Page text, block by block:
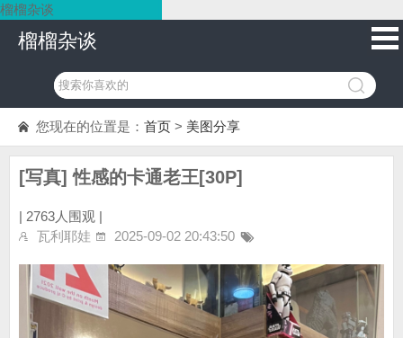
榴榴杂谈
榴榴杂谈
您现在的位置是： 首页 > 美图分享
[写真] 性感的卡通老王[30P]
| 2763人围观 |
瓦利耶娃
2025-09-02 20:43:50